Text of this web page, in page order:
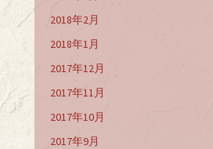
2018年2月
2018年1月
2017年12月
2017年11月
2017年10月
2017年9月